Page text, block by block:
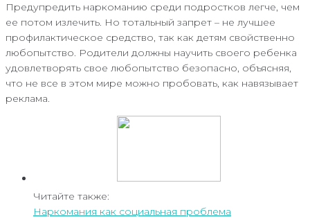
Предупредить наркоманию среди подростков легче, чем
ее потом излечить. Но тотальный запрет – не лучшее
профилактическое средство, так как детям свойственно
любопытство. Родители должны научить своего ребенка
удовлетворять свое любопытство безопасно, объясняя,
что не все в этом мире можно пробовать, как навязывает
реклама.
Читайте также:
Наркомания как социальная проблема